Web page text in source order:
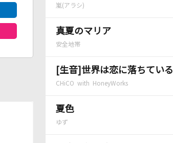
嵐(アラシ)
真夏のマリア
安全地帯
[生音]世界は恋に落ちている
CHiCO with HoneyWorks
夏色
ゆず